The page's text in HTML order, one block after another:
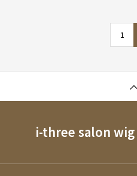
1
i-three salon